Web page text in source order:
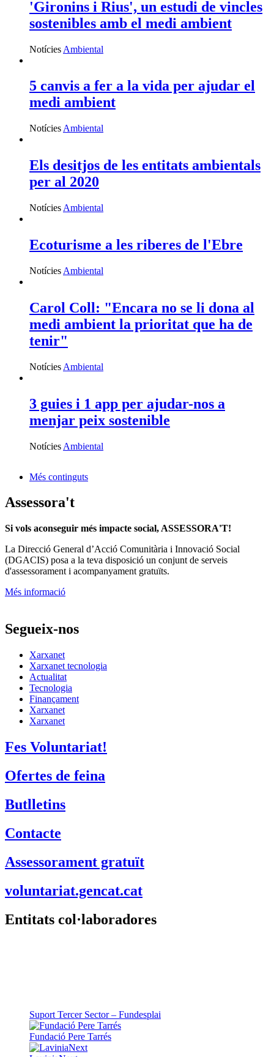
'Gironins i Rius', un estudi de vincles
sostenibles amb el medi ambient
Notícies Ambiental
5 canvis a fer a la vida per ajudar el
medi ambient
Notícies Ambiental
Els desitjos de les entitats ambientals
per al 2020
Notícies Ambiental
Ecoturisme a les riberes de l'Ebre
Notícies Ambiental
Carol Coll: "Encara no se li dona al
medi ambient la prioritat que ha de
tenir"
Notícies Ambiental
3 guies i 1 app per ajudar-nos a
menjar peix sostenible
Notícies Ambiental
Més continguts
Assessora't
Si vols aconseguir més impacte social, ASSESSORA'T!
La Direcció General d’Acció Comunitària i Innovació Social
(DGACIS) posa a la teva disposició un conjunt de serveis
d'assessorament i acompanyament gratuïts.
Més informació
Segueix-nos
Xarxanet
Xarxanet tecnologia
Actualitat
Tecnologia
Finançament
Xarxanet
Xarxanet
Fes Voluntariat!
Ofertes de feina
Butlletins
Contacte
Assessorament gratuït
voluntariat.gencat.cat
Entitats col·laboradores
Colectic